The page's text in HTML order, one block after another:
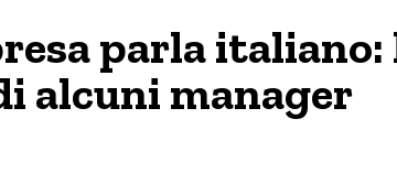
parla italiano:
alcuni manager